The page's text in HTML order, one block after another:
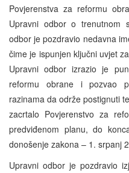
Povjerenstva za reformu
Upravni odbor o trenutnom
odbor je pozdravio nedavna
čime je ispunjen ključni uvjet
Upravni odbor izrazio je
reformu obrane i pozvao
razinama da održe postignuti
zacrtalo Povjerenstvo za
predviđenom planu, do
donošenje zakona – 1. srpanj
Upravni odbor je pozdravio